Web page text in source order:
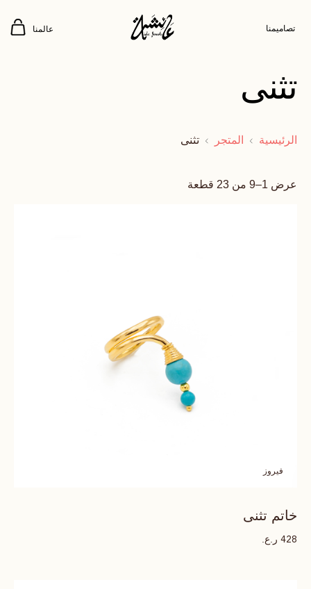
تصاميمنا عالمنا
تثنى
الرئيسية المتجر تثنى
عرض 1–9 من 23 قطعة
فيروز
خاتم تثنى
428 ر.ع.